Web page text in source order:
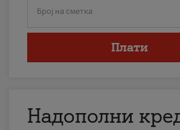
Број на сметка
Плати
Надополни